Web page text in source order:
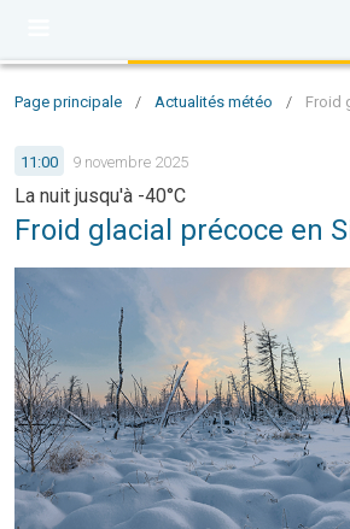
Page principale / Actualités météo / Froid
11:00 9 novembre 2025
La nuit jusqu'à -40°C
Froid glacial précoce en